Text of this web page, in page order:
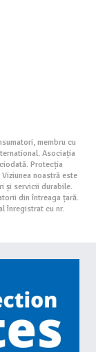
membru cu
Asociația
Protecția
noastră este
și servicii durabile.
din întreaga țară.
înregistrat cu nr.